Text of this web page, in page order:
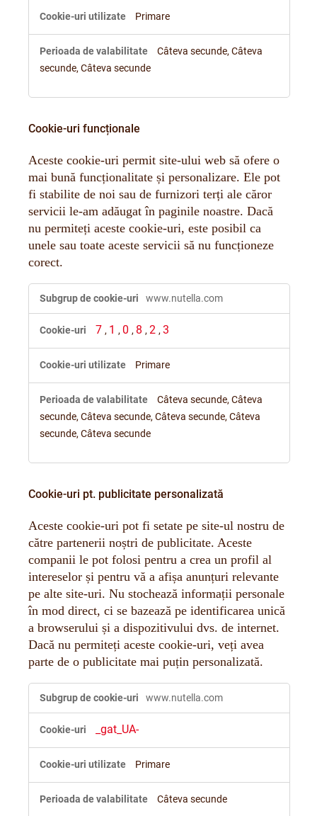
Primare
Câteva secunde, Câteva
secunde, Câteva secunde
Cookie-uri funcționale
Aceste cookie-uri permit site-ului web să ofere o
mai bună funcționalitate și personalizare. Ele pot
fi stabilite de noi sau de furnizori terți ale căror
servicii le-am adăugat în paginile noastre. Dacă
nu permiteți aceste cookie-uri, este posibil ca
unele sau toate aceste servicii să nu funcționeze
corect.
uri
funcționale
www.nutella.com
7, 1,0, 8,2,3
Primare
Câteva secunde, Câteva
secunde, Câteva secunde, Câteva secunde, Câteva
secunde, Câteva secunde
Cookie-uri pt. publicitate personalizată
Aceste cookie-uri pot fi setate pe site-ul nostru de
către partenerii noștri de publicitate. Aceste
companii le pot folosi pentru a crea un profil al
intereselor și pentru vă a afișa anunțuri relevante
pe alte site-uri. Nu stochează informații personale
în mod direct, ci se bazează pe identificarea unică
a browserului și a dispozitivului dvs. de internet.
Dacă nu permiteți aceste cookie-uri, veți avea
parte de o publicitate mai puțin personalizată.
uri
pt.
publicitate
www.nutella.com
_gat_UA-
Primare
Câteva secunde